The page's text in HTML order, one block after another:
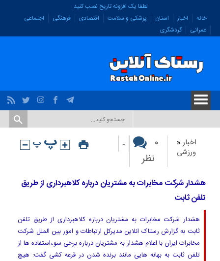
لطفا یک افزونه تاریخ نصب کنید.
خانه
اخبار استان پزشکی و سلامت اقتصادی فرهنگی
اجتماعی
عمرانی
گردشگری
اخبار«
ورزشی
۰
نظر
-
هشدار شرکت مخابرات به مشتریان درباره کلاهبرداری از طریق
تلفن ثابت
هشدار شرکت مخابرات به مشتریان درباره کلاهبرداری از طریق تلفن
ثابت به گزارش رستاک انلاین مدیرکل ارتباطات و امور بین الملل شرکت
مخابرات ایران با اعلام هشدار به مشتریان درباره برخی سوءاستفاده ها از
تلفن ثابت به بهانه هایی مانند برنده شدن در قرعه کشی گفت: هیچ